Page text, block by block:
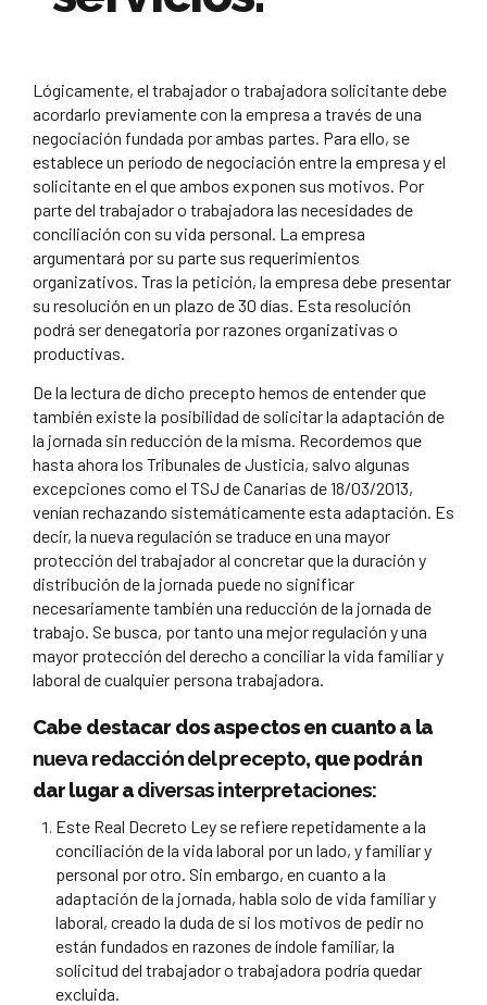
Lógicamente, el trabajador o trabajadora solicitante debe
acordarlo previamente con la empresa a través de una
negociación fundada por ambas partes. Para ello, se
establece un período de negociación entre la empresa y el
solicitante en el que ambos exponen sus motivos. Por
parte del trabajador o trabajadora las necesidades de
conciliación con su vida personal. La empresa
argumentará por su parte sus requerimientos
organizativos. Tras la petición, la empresa debe presentar
su resolución en un plazo de 30 días. Esta resolución
podrá ser denegatoria por razones organizativas o
productivas.
De la lectura de dicho precepto hemos de entender que
también existe la posibilidad de solicitar la adaptación de
la jornada sin reducción de la misma. Recordemos que
hasta ahora los Tribunales de Justicia, salvo algunas
excepciones como el TSJ de Canarias de 18/03/2013,
venían rechazando sistemáticamente esta adaptación. Es
decir, la nueva regulación se traduce en una mayor
protección del trabajador al concretar que la duración y
distribución de la jornada puede no significar
necesariamente también una reducción de la jornada de
trabajo. Se busca, por tanto una mejor regulación y una
mayor protección del derecho a conciliar la vida familiar y
laboral de cualquier persona trabajadora.
Cabe destacar dos aspectos en cuanto a la
nueva redacción del precepto, que podrán
dar lugar adiversas interpretaciones:
Este Real Decreto Ley se refiere repetidamente a la
conciliación de la vida laboral por un lado, y familiar y
personal por otro. Sin embargo, en cuanto a la
adaptación de la jornada, habla solo de vida familiar y
laboral, creado la duda de si los motivos de pedir no
están fundados en razones de índole familiar, la
solicitud del trabajador o trabajadora podría quedar
excluida.